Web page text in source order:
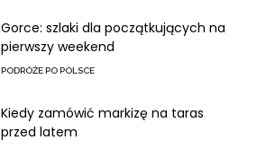
Gorce: szlaki dla początkujących na
pierwszy weekend
PODRÓŻE PO POLSCE
Kiedy zamówić markizę na taras
przed latem